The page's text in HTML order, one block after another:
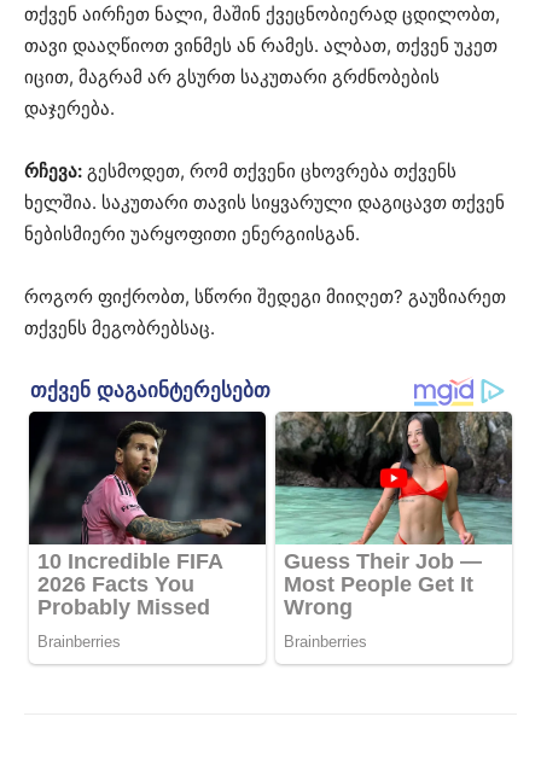
თქვენ აირჩეთ ნალი, მაშინ ქვეცნობიერად ცდილობთ,
თავი დააღწიოთ ვინმეს ან რამეს. ალბათ, თქვენ უკეთ
იცით, მაგრამ არ გსურთ საკუთარი გრძნობების
დაჯერება.
რჩევა: გესმოდეთ, რომ თქვენი ცხოვრება თქვენს
ხელშია. საკუთარი თავის სიყვარული დაგიცავთ თქვენ
ნებისმიერი უარყოფითი ენერგიისგან.
როგორ ფიქრობთ, სწორი შედეგი მიიღეთ? გაუზიარეთ
თქვენს მეგობრებსაც.